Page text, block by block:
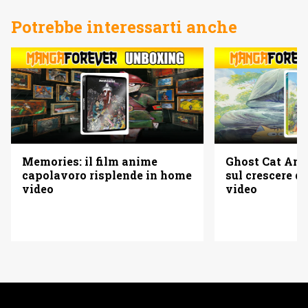
Potrebbe interessarti anche
Memories: il film anime
capolavoro risplende in home
video
Ghost Cat
sul crescere
video